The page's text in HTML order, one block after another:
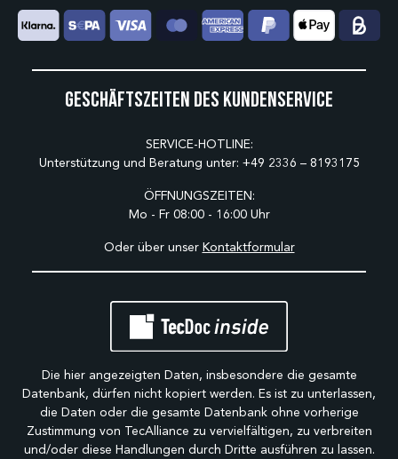
Geschäftszeiten des Kundenservice
SERVICE-HOTLINE:
Unterstützung und Beratung unter: +49 2336 – 8193175
ÖFFNUNGSZEITEN:
Mo - Fr 08:00 - 16:00 Uhr
Oder über unser Kontaktformular
Die hier angezeigten Daten, insbesondere die gesamte
Datenbank, dürfen nicht kopiert werden. Es ist zu unterlassen,
die Daten oder die gesamte Datenbank ohne vorherige
Zustimmung von TecAlliance zu vervielfältigen, zu verbreiten
und/oder diese Handlungen durch Dritte ausführen zu lassen.